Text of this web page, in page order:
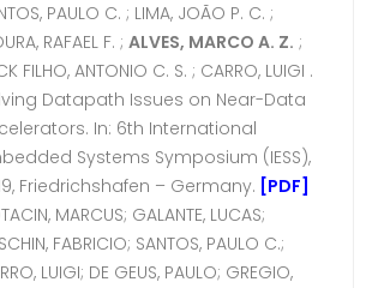
PAULO C. ; LIMA, JOÃO P. C. ;
RAFAEL F. ; ALVES, MARCO A. Z. ;
FILHO, ANTONIO C. S. ; CARRO, LUIGI .
Datapath Issues on Near-Data
In: 6th International
Systems Symposium (IESS),
Friedrichshafen – Germany. [PDF]
MARCUS; GALANTE, LUCAS;
FABRICIO; SANTOS, PAULO C.;
LUIGI; DE GEUS, PAULO; GREGIO,